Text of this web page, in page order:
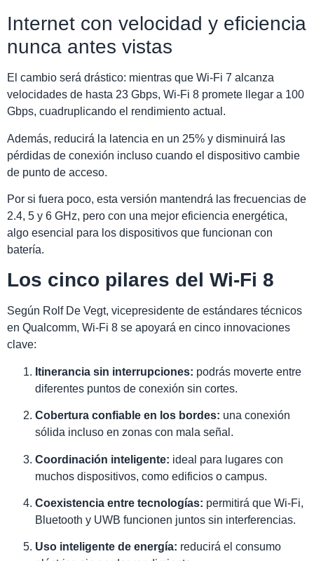
Internet con velocidad y eficiencia
nunca antes vistas
El cambio será drástico: mientras que Wi-Fi 7 alcanza
velocidades de hasta 23 Gbps, Wi-Fi 8 promete llegar a 100
Gbps, cuadruplicando el rendimiento actual.
Además, reducirá la latencia en un 25% y disminuirá las
pérdidas de conexión incluso cuando el dispositivo cambie
de punto de acceso.
Por si fuera poco, esta versión mantendrá las frecuencias de
2.4, 5 y 6 GHz, pero con una mejor eficiencia energética,
algo esencial para los dispositivos que funcionan con
batería.
Los cinco pilares del Wi-Fi 8
Según Rolf De Vegt, vicepresidente de estándares técnicos
en Qualcomm, Wi-Fi 8 se apoyará en cinco innovaciones
clave:
Itinerancia sin interrupciones: podrás moverte entre
diferentes puntos de conexión sin cortes.
Cobertura confiable en los bordes: una conexión
sólida incluso en zonas con mala señal.
Coordinación inteligente: ideal para lugares con
muchos dispositivos, como edificios o campus.
Coexistencia entre tecnologías: permitirá que Wi-Fi,
Bluetooth y UWB funcionen juntos sin interferencias.
Uso inteligente de energía: reducirá el consumo